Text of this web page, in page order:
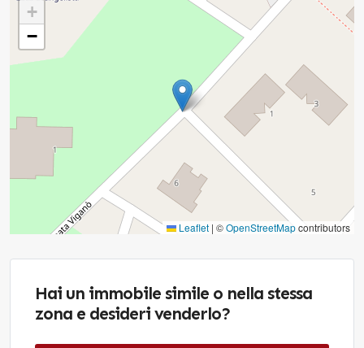
+
−
Leaflet | ©OpenStreetMapcontributors
Hai un immobile simile o nella stessa
zona e desideri venderlo?